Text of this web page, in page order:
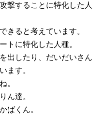
撃することに特化した人
きると考えています。
トに特化した人種。
出したり、だいだいさん
ます。
。
ん達。
ばくん。